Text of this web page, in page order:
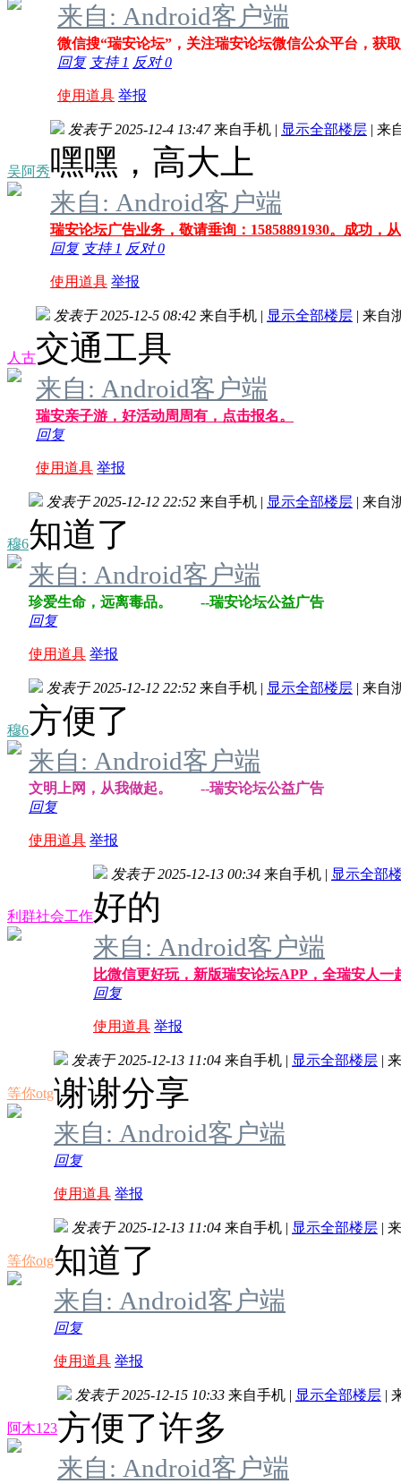
来自: Android客户端
微信搜“瑞安论坛”，关注瑞安论坛微信公众平台，获
回复 支持 1 反对0
使用道具 举报
吴阿秀
发表于 2025-12-4 13:47 来自手机 | 显示全部楼层 | 来
嘿嘿，高大上
来自: Android客户端
瑞安论坛广告业务，敬请垂询：15858891930。成功，
回复 支持 1 反对0
使用道具 举报
人古
发表于 2025-12-5 08:42 来自手机 | 显示全部楼层 | 来自
交通工具
来自: Android客户端
瑞安亲子游，好活动周周有，点击报名。
回复
使用道具 举报
穆6
发表于 2025-12-12 22:52 来自手机 | 显示全部楼层 | 来自
知道了
来自: Android客户端
珍爱生命，远离毒品。 --瑞安论坛公益广告
回复
使用道具 举报
穆6
发表于 2025-12-12 22:52 来自手机 | 显示全部楼层 | 来自
方便了
来自: Android客户端
文明上网，从我做起。 --瑞安论坛公益广告
回复
使用道具 举报
利群社会工作
发表于 2025-12-13 00:34 来自手机 | 显示全部
好的
来自: Android客户端
比微信更好玩，新版瑞安论坛APP，全瑞安人
回复
使用道具 举报
等你otg
发表于 2025-12-13 11:04 来自手机 | 显示全部楼层 |
谢谢分享
来自: Android客户端
回复
使用道具 举报
等你otg
发表于 2025-12-13 11:04 来自手机 | 显示全部楼层 |
知道了
来自: Android客户端
回复
使用道具 举报
阿木123
发表于 2025-12-15 10:33 来自手机 | 显示全部楼层 |
方便了许多
来自: Android客户端